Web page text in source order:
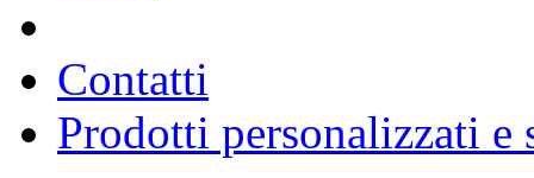
Contatti
Prodotti personalizzati e